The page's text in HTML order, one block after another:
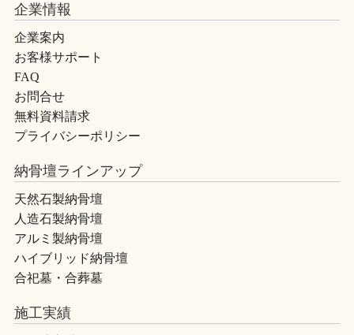
企業情報
企業案内
お客様サポート
FAQ
お問合せ
無料資料請求
プライバシーポリシー
納骨壇ラインアップ
天然石製納骨壇
人造石製納骨壇
アルミ製納骨壇
ハイブリッド納骨壇
合祀墓・合葬墓
施工実績